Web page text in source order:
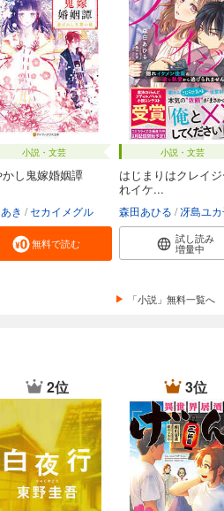
小説・文芸
かし鬼嫁婚姻譚
き セカイメグル
無料で読む
小説・文芸
はじまりはクレイ
れイケ...
森田あひる 冴島ユ
試し読み
増量中
「小説」無料一覧へ
2位 3位